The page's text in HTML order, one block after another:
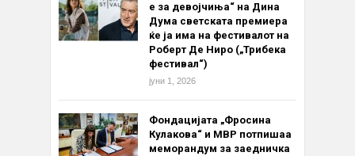
е за девојчиња“ на Дина
Дума светската премиера
ќе ја има на фестивалот на
Роберт Де Ниро („Трибека
фестивал“)
јуни 1, 2026
Фондацијата „Фросина
Кулакова“ и МВР потпишаа
меморандум за заедничка